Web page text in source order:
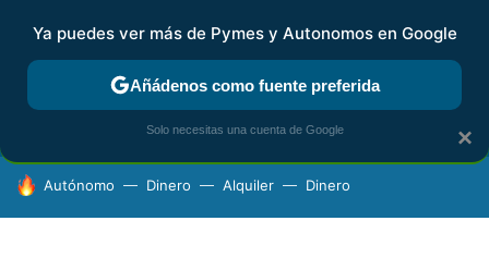
FISCALIDAD Y CONTABILIDAD KIT DIGITAL RENTA
HOY SE HABLA DE
Autónomo Dinero Alquiler Dinero
×
Ya puedes ver más de Pymes y Autonomos en Google
Añádenos como fuente preferida
Solo necesitas una cuenta de Google